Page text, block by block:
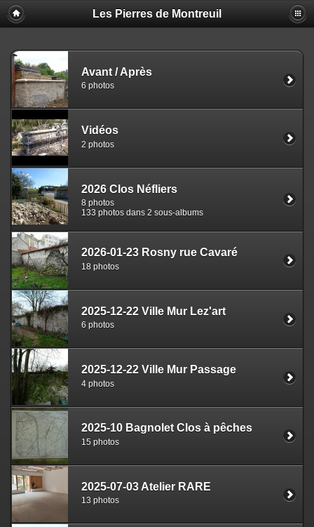
Les Pierres de Montreuil
Avant / Après
6 photos
Vidéos
2 photos
2026 Clos Néfliers
8 photos
133 photos dans 2 sous-albums
2026-01-23 Rosny rue Cavaré
18 photos
2025-12-22 Ville Mur Lez'art
6 photos
2025-12-22 Ville Mur Passage
4 photos
2025-10 Bagnolet Clos à pêches
15 photos
2025-07-03 Atelier RARE
13 photos